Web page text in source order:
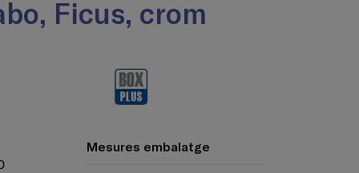
Ficus, crom
Mesures embalatge